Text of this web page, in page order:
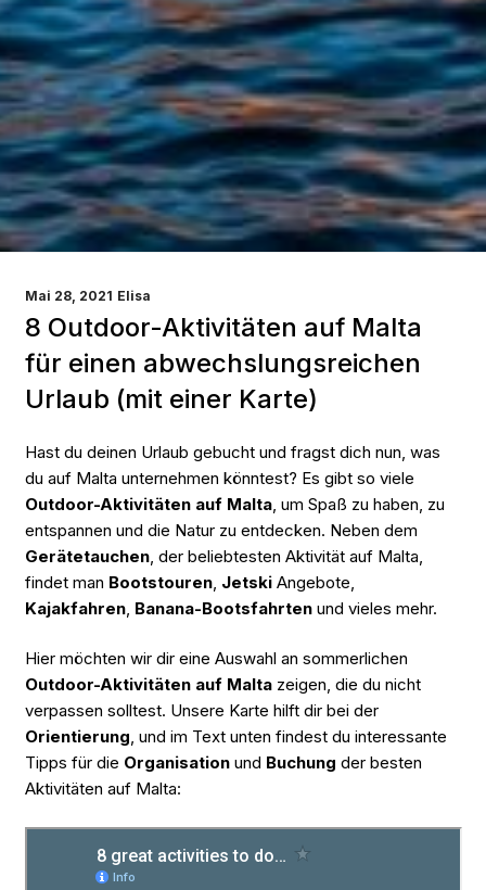
VERÖFFENTLICHT
Mai 28, 2021 Elisa
8 Outdoor-Aktivitäten auf Malta
für einen abwechslungsreichen
Urlaub (mit einer Karte)
Hast du deinen Urlaub gebucht und fragst dich nun, was
du auf Malta unternehmen könntest? Es gibt so viele
Outdoor-Aktivitäten auf Malta, um Spaß zu haben, zu
entspannen und die Natur zu entdecken. Neben dem
Gerätetauchen, der beliebtesten Aktivität auf Malta,
findet man Bootstouren, JetskiAngebote,
Kajakfahren, Banana-Bootsfahrtenund vieles mehr.
Hier möchten wir dir eine Auswahl an sommerlichen
Outdoor-Aktivitäten auf Maltazeigen, die du nicht
verpassen solltest. Unsere Karte hilft dir bei der
Orientierung, und im Text unten findest du interessante
Tipps für die Organisationund Buchung der besten
Aktivitäten auf Malta: